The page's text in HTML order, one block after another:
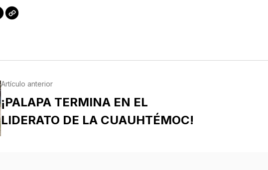
Artículo anterior
¡PALAPA TERMINA EN EL
LIDERATO DE LA CUAUHTÉMOC!